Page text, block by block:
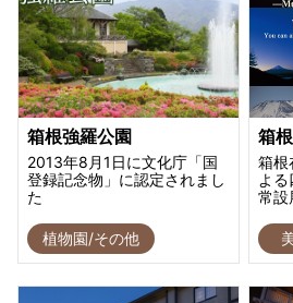
箱根強羅公園
2013年8月1日に文化庁「国
登録記念物」に認定されまし
た
植物園/その他
箱
箱根
よ
常設